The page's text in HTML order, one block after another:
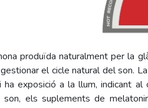
produïda naturalment per la
el cicle natural del son.
ha exposició a la llum, indicant
els suplements de